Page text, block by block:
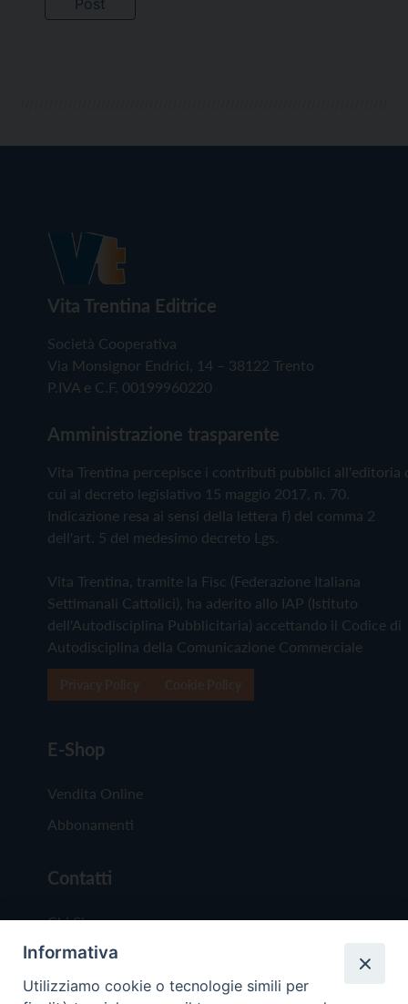
Vita Trentina Editrice
Società Cooperativa
Via Monsignor Endrici, 14 – 38122 Trento
P.IVA e C.F. 00199960220
Amministrazione trasparente
Vita Trentina percepisce i contributi pubblici all'editoria
cui al decreto legislativo 15 maggio 2017, n. 70.
Indicazione resa ai sensi della lettera f) del comma 2
dell'art. 5 del medesimo decreto Lgs.
Vita Trentina, tramite la Fisc (Federazione Italiana
Settimanali Cattolici), ha aderito allo IAP (Istituto
dell'Autodisciplina Pubblicitaria) accettando il Codice di
Autodisciplina della Comunicazione Commerciale
E-Shop
Vendita Online
Abbonamenti
Contatti
Chi Siamo
Redazione
Scrivici
Informativa
Utilizziamo cookie o tecnologie simili per